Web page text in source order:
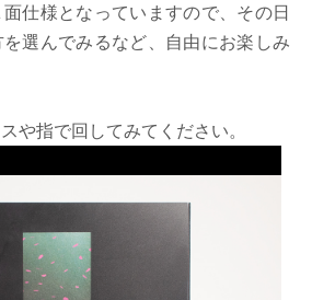
仕様となっていますので、その日
選んでみるなど、自由にお楽しみ
や指で回してみてください。